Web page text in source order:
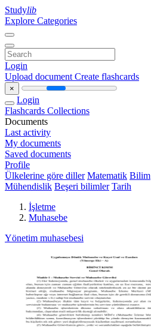
Studylib
Explore Categories
Login
Upload document Create flashcards
×
Login
Flashcards Collections
Documents
Last activity
My documents
Saved documents
Profile
Ülkelerine göre diller Matematik Bilim
Mühendislik Beşeri bilimler Tarih
İşletme
Muhasebe
Yönetim muhasebesi